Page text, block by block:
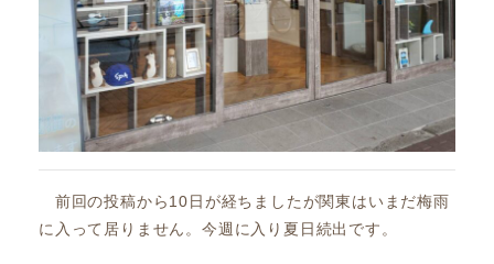
前回の投稿から10日が経ちましたが関東はいまだ梅雨
に入って居りません。今週に入り夏日続出です。